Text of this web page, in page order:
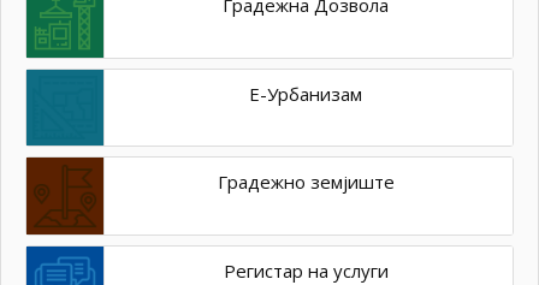
Е-Урбанизам
Градежно земјиште
Регистар на услуги